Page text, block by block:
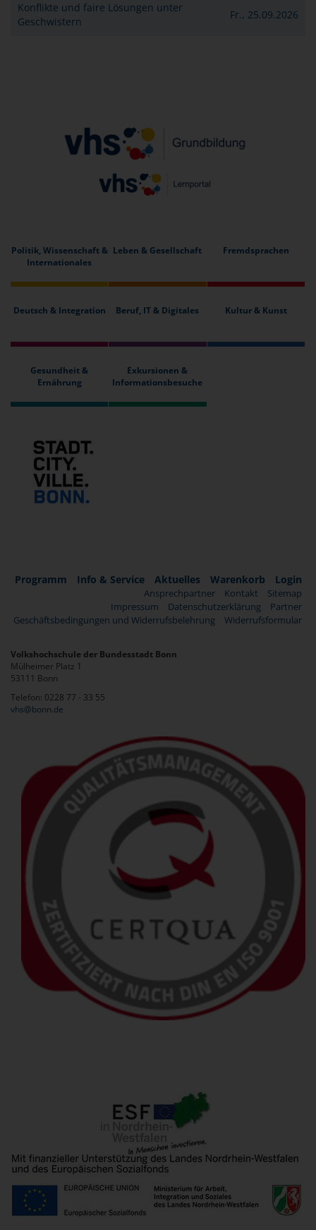
Konflikte und faire Lösungen unter
Geschwistern
Fr., 25.09.2026
Politik, Wissenschaft &
Internationales
Leben & Gesellschaft Fremdsprachen
Deutsch & Integration Beruf, IT & Digitales Kultur & Kunst
Gesundheit &
Ernährung
Exkursionen &
Informationsbesuche
Programm Info & Service Aktuelles Warenkorb Login
Ansprechpartner Kontakt
Sitemap
Impressum
Datenschutzerklärung
Partner
Geschäftsbedingungen und Widerrufsbelehrung
Widerrufsformular
Volkshochschule der Bundesstadt Bonn
Mülheimer Platz 1
53111 Bonn
Telefon: 0228 77 - 33 55
vhs@bonn.de